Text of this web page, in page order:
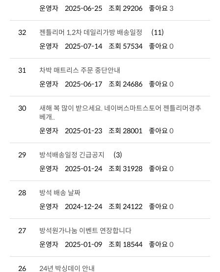
운영자
2025-06-25 조회 29206 좋아요 3
32 젠틀리머 1,2차 데일리가방 배송일정
(11)
운영자
2025-07-14 조회 57534 좋아요 0
31
차박 매트리스 주문 중단안내
운영자
2025-06-17 조회 24686 좋아요 0
30
베개..
운영자
2025-01-23 조회 28001 좋아요 0
29 방석배송일정 긴급공지
(3)
운영자
2025-01-24 조회 31928 좋아요 0
28
방석 배송 날짜
운영자
2024-12-24 조회 24122 좋아요 0
27
방석원가나눔 이벤트 연장합니다
운영자
2025-01-09 조회 18544 좋아요 0
26
24년 박싱데이 안내